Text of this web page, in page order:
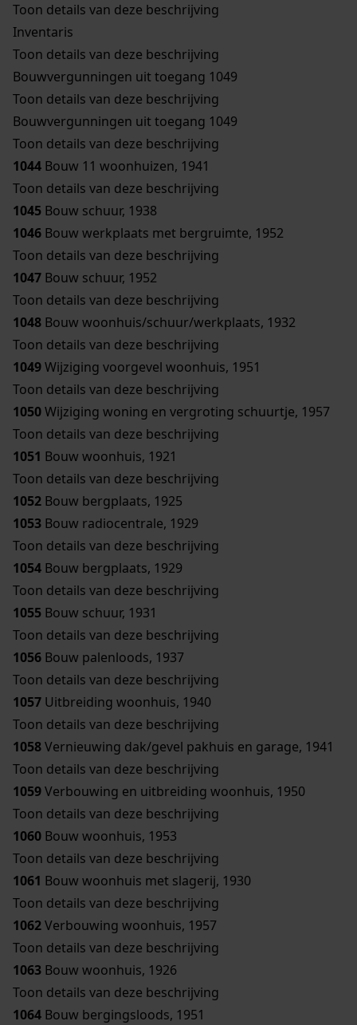
Toon details van deze beschrijving
Inventaris
Toon details van deze beschrijving
Bouwvergunningen uit toegang 1049
Toon details van deze beschrijving
Bouwvergunningen uit toegang 1049
Toon details van deze beschrijving
1044 Bouw 11 woonhuizen, 1941
Toon details van deze beschrijving
1045 Bouw schuur, 1938
1046 Bouw werkplaats met bergruimte, 1952
Toon details van deze beschrijving
1047 Bouw schuur, 1952
Toon details van deze beschrijving
1048 Bouw woonhuis/schuur/werkplaats, 1932
Toon details van deze beschrijving
1049Wijziging voorgevel woonhuis, 1951
Toon details van deze beschrijving
1050Wijziging woning en vergroting schuurtje, 1957
Toon details van deze beschrijving
1051 Bouw woonhuis, 1921
Toon details van deze beschrijving
1052 Bouw bergplaats, 1925
1053 Bouw radiocentrale, 1929
Toon details van deze beschrijving
1054 Bouw bergplaats, 1929
Toon details van deze beschrijving
1055 Bouw schuur, 1931
Toon details van deze beschrijving
1056 Bouw palenloods, 1937
Toon details van deze beschrijving
1057 Uitbreiding woonhuis, 1940
Toon details van deze beschrijving
1058Vernieuwing dak/gevel pakhuis en garage, 1941
Toon details van deze beschrijving
1059Verbouwing en uitbreiding woonhuis, 1950
Toon details van deze beschrijving
1060 Bouw woonhuis, 1953
Toon details van deze beschrijving
1061 Bouw woonhuis met slagerij, 1930
Toon details van deze beschrijving
1062Verbouwing woonhuis, 1957
Toon details van deze beschrijving
1063 Bouw woonhuis, 1926
Toon details van deze beschrijving
1064 Bouw bergingsloods, 1951